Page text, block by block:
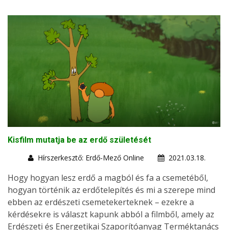
Kisfilm mutatja be az erdő születését
Hírszerkesztő: Erdő-Mező Online
2021.03.18.
Hogy hogyan lesz erdő a magból és fa a csemetéből,
hogyan történik az erdőtelepítés és mi a szerepe mind
ebben az erdészeti csemetekerteknek – ezekre a
kérdésekre is választ kapunk abból a filmből, amely az
Erdészeti és Energetikai Szaporítóanyag Terméktanács